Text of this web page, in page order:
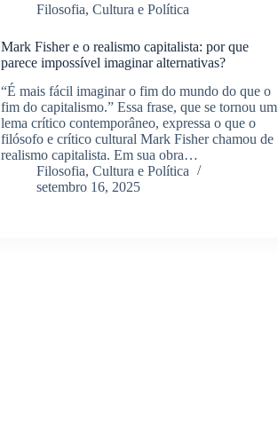
Filosofia, Cultura e Política
Mark Fisher e o realismo capitalista: por que
parece impossível imaginar alternativas?
“É mais fácil imaginar o fim do mundo do que o
fim do capitalismo.” Essa frase, que se tornou um
lema crítico contemporâneo, expressa o que o
filósofo e crítico cultural Mark Fisher chamou de
realismo capitalista. Em sua obra…
Filosofia, Cultura e Política
setembro 16, 2025